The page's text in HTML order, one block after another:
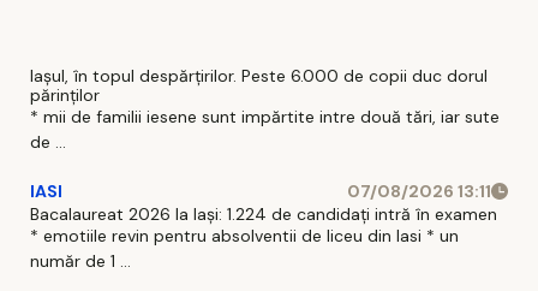
Iașul, în topul despărțirilor. Peste 6.000 de copii duc dorul
părinților
* mii de familii iesene sunt impărtite intre două tări, iar sute
de ...
IASI
07/08/2026 13:11
Bacalaureat 2026 la Iași: 1.224 de candidați intră în examen
* emotiile revin pentru absolventii de liceu din Iasi * un
număr de 1 ...